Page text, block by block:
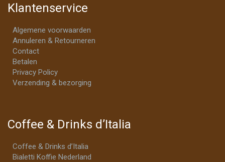
Klantenservice
Algemene voorwaarden
Annuleren & Retourneren
Contact
Betalen
Privacy Policy
Verzending & bezorging
Coffee & Drinks d’Italia
Coffee & Drinks d’Italia
Bialetti Koffie Nederland